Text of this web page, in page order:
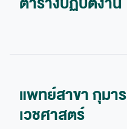
แพทย์สาขา กุมาร
เวชศาสตร์